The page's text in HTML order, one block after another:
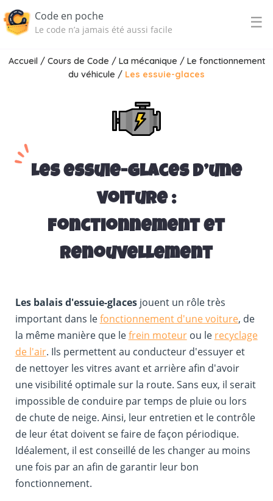
Code en poche
Le code n’a jamais été aussi facile ☰
Accueil/ Cours de Code / La mécanique / Le fonctionnement
du véhicule / Les essuie-glaces
Les essuie-glaces d’une
voiture :
fonctionnement et
renouvellement
Les balais d'essuie-glacesjouent un rôle très
important dans lefonctionnement d'une voiture, de
la même manière que lefrein moteurou le recyclage
de l'air. Ils permettent au conducteur d'essuyer et
de nettoyer les vitres avant et arrière afin d'avoir
une visibilité optimale sur la route. Sans eux, il serait
impossible de conduire par temps de pluie ou lors
de chute de neige. Ainsi, leur entretien et le contrôle
de leur état doivent se faire de façon périodique.
Idéalement, il est conseillé de les changer au moins
une fois par an afin de garantir leur bon
fonctionnement.